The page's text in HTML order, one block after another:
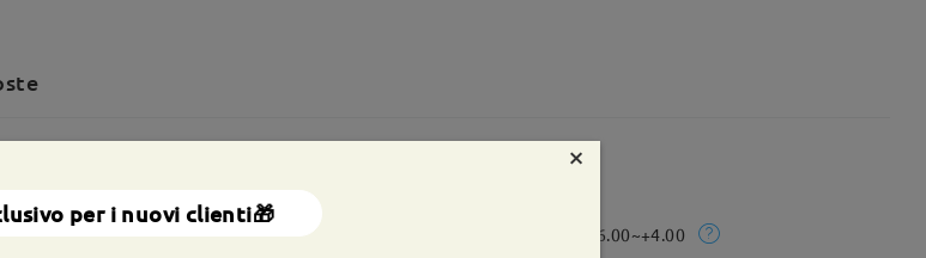
13g
Materiale: Tr -6.00~+4.00
×
per i nuovi clienti🎁